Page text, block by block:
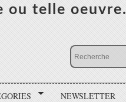
ou telle oeuvre.
NEWSLETTER